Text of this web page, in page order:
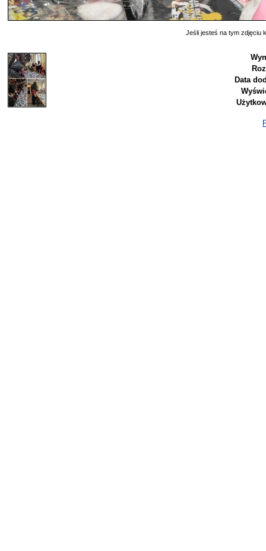
Jeśli jesteś na tym zdjęciu
Data